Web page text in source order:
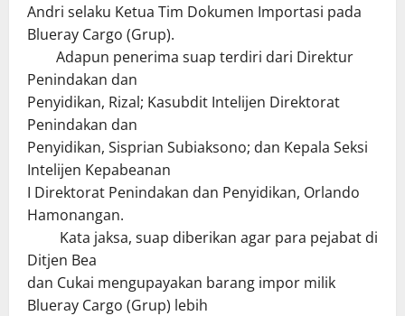
Andri selaku Ketua Tim Dokumen Importasi pada
Blueray Cargo (Grup).
Adapun penerima suap terdiri dari Direktur
Penindakan dan
Penyidikan, Rizal; Kasubdit Intelijen Direktorat
Penindakan dan
Penyidikan, Sisprian Subiaksono; dan Kepala Seksi
Intelijen Kepabeanan
I Direktorat Penindakan dan Penyidikan, Orlando
Hamonangan.
Kata jaksa, suap diberikan agar para pejabat di
Ditjen Bea
dan Cukai mengupayakan barang impor milik
Blueray Cargo (Grup) lebih